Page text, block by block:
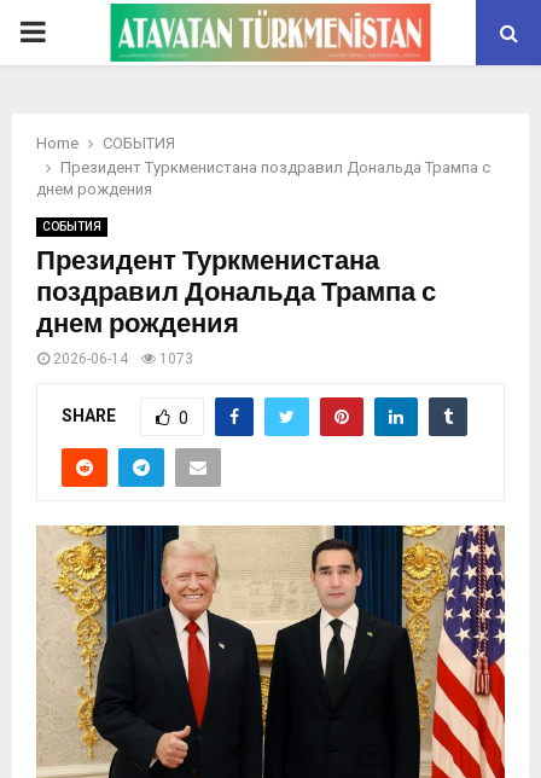
PRIMARY
Home
СОБЫТИЯ
Президент Туркменистана поздравил Дональда Трампа с
днем рождения
СОБЫТИЯ
Президент Туркменистана
поздравил Дональда Трампа с
днем рождения
2026-06-14 1073
SHARE 0